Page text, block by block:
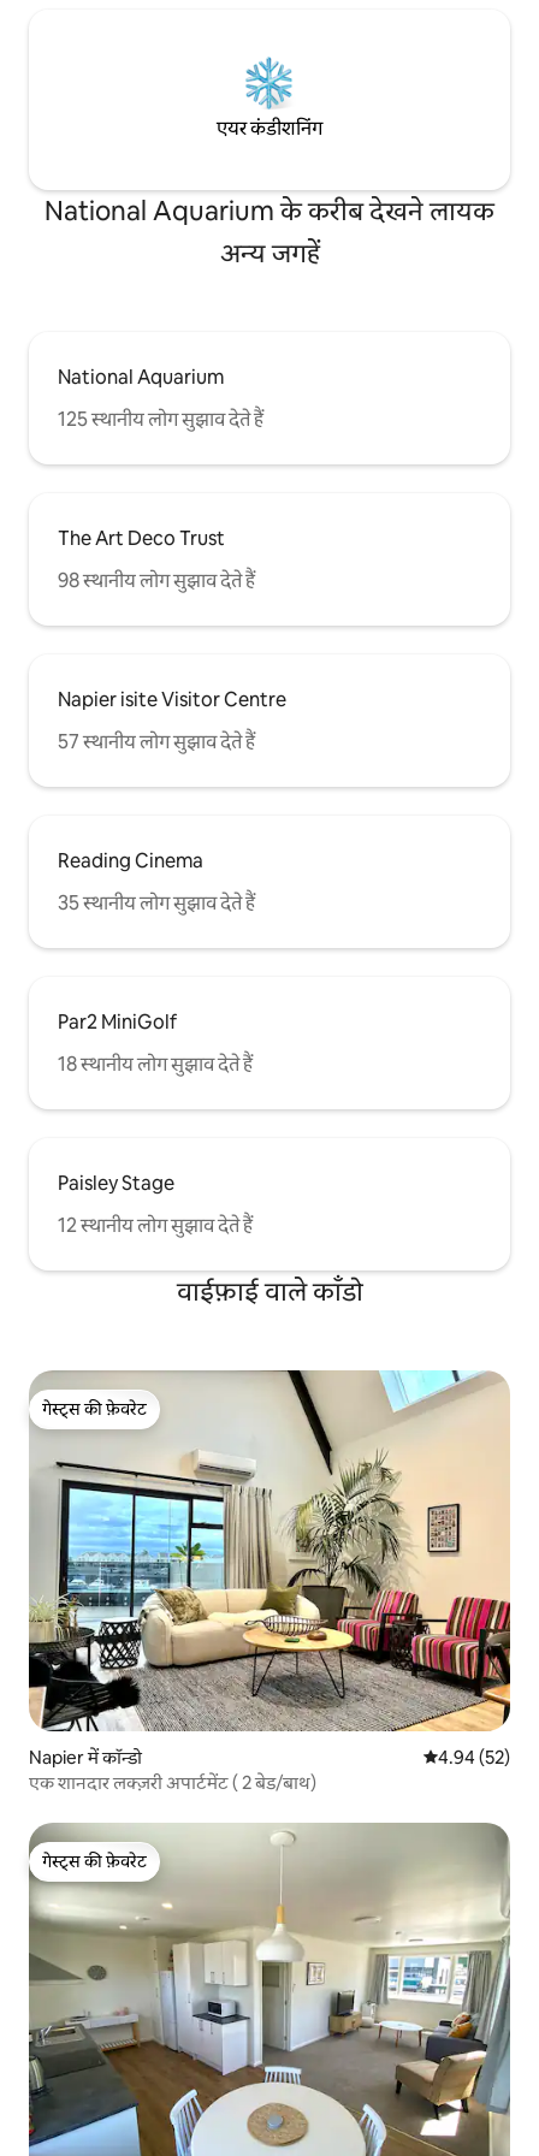
एयर कंडीशनिंग
National Aquarium के करीब देखने लायक
अन्य जगहें
National Aquarium
125 स्थानीय लोग सुझाव देते हैं
The Art Deco Trust
98 स्थानीय लोग सुझाव देते हैं
Napier isite Visitor Centre
57 स्थानीय लोग सुझाव देते हैं
Reading Cinema
35 स्थानीय लोग सुझाव देते हैं
Par2 MiniGolf
18 स्थानीय लोग सुझाव देते हैं
Paisley Stage
12 स्थानीय लोग सुझाव देते हैं
वाईफ़ाई वाले काँडो
गेस्ट्स की फ़ेवरेट
गेस्ट्स की फ़ेवरेट
Napier में कॉन्डो औसत रेटिंग 5 में
4.94 (52)
एक शानदार लक्ज़री अपार्टमेंट ( 2 बेड/बाथ)
गेस्ट्स की फ़ेवरेट
गेस्ट्स की फ़ेवरेट